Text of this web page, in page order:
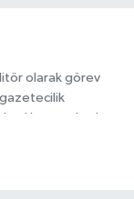
olarak görev
gazetecilik
başta olmak
katkı sunan
ve etik ilkeler